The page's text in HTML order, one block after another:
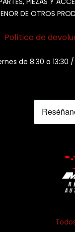
DE OTROS
Política de
de 8:30 a 13:30